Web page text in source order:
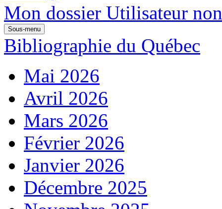
Mon dossier Utilisateur
Sous-menu
Bibliographie du Québec
Mai 2026
Avril 2026
Mars 2026
Février 2026
Janvier 2026
Décembre 2025